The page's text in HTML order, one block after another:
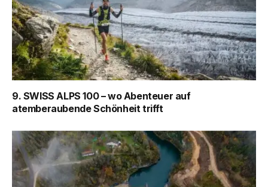
9. SWISS ALPS 100 – wo Abenteuer auf
atemberaubende Schönheit trifft